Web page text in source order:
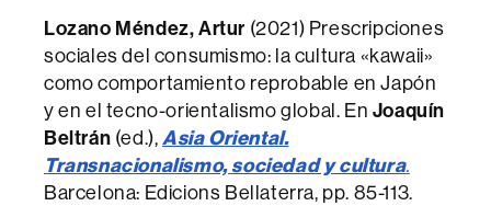
Lozano Méndez, Artur (2021) Prescripciones
sociales del consumismo: la cultura «kawaii»
como comportamiento reprobable en Japón
y en el tecno-orientalismo global. En Joaquín
Beltrán (ed.),Asia Oriental.
Transnacionalismo, sociedad y cultura.
Barcelona: Edicions Bellaterra, pp. 85-113.